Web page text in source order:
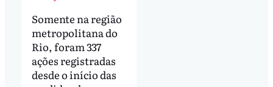
Somente na região
metropolitana do
Rio, foram 337
ações registradas
desde o início das